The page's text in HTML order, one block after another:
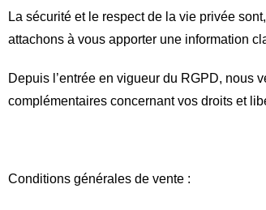
La sécurité et le respect de la vie privée
attachons à vous apporter une information
Depuis l’entrée en vigueur du RGPD, nous
complémentaires concernant vos droits et
Conditions générales de vente :